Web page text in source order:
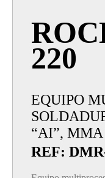
220
EQUIPO
“AI”,
REF: